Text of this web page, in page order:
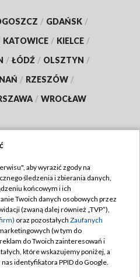
/ GDAŃSK /
KATOWICE / KIELCE /
/ ŁÓDŹ / OLSZTYN /
/ RZESZÓW /
/ WROCŁAW
TVP
TVP
prywatności
zgody
aby wyrazić zgody na
śledzenia i zbierania danych,
końcowym i ich
Twoich danych osobowych przez
(zwaną dalej również „TVP”),
oraz pozostałych Zaufanych
(w tym do
do Twoich zainteresowań i
które wskazujemy poniżej, a
identyfikatora PPID do Google.